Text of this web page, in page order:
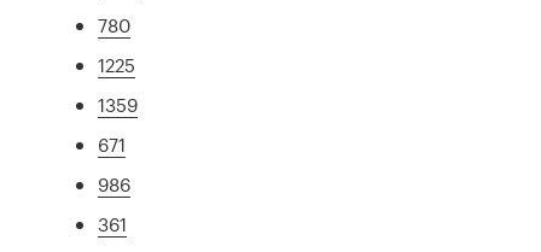
780
1225
1359
671
986
361